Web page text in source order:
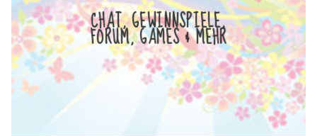
CHAT, GEWINNSPIELE,
FORUM, GAMES & MEHR